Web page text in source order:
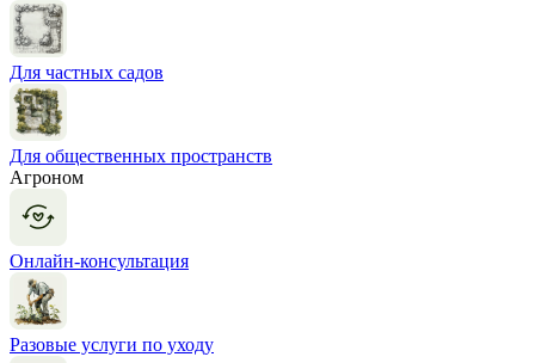
Для частных садов
Для общественных пространств
Агроном
Онлайн-консультация
Разовые услуги по уходу